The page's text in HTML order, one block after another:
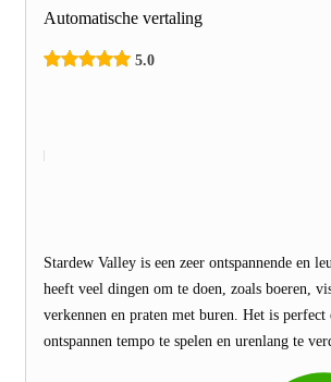
Automatische vertaling
5.0
Stardew Valley is een zeer ontspannende en
heeft veel dingen om te doen, zoals boeren,
verkennen en praten met buren. Het is perfect
ontspannen tempo te spelen en urenlang te